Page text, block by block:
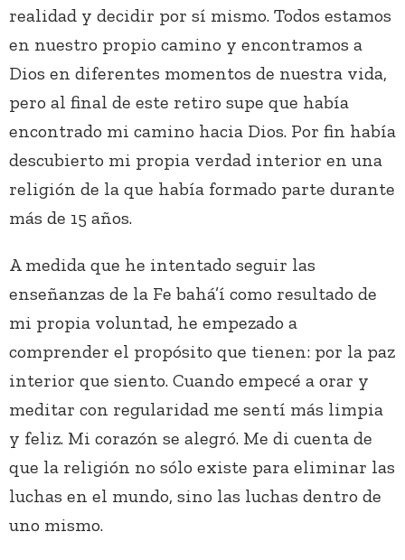
realidad y decidir por sí mismo. Todos estamos
en nuestro propio camino y encontramos a
Dios en diferentes momentos de nuestra vida,
pero al final de este retiro supe que había
encontrado mi camino hacia Dios. Por fin había
descubierto mi propia verdad interior en una
religión de la que había formado parte durante
más de 15 años.
A medida que he intentado seguir las
enseñanzas de la Fe bahá’í como resultado de
mi propia voluntad, he empezado a
comprender el propósito que tienen: por la paz
interior que siento. Cuando empecé a orar y
meditar con regularidad me sentí más limpia
y feliz. Mi corazón se alegró. Me di cuenta de
que la religión no sólo existe para eliminar las
luchas en el mundo, sino las luchas dentro de
uno mismo.